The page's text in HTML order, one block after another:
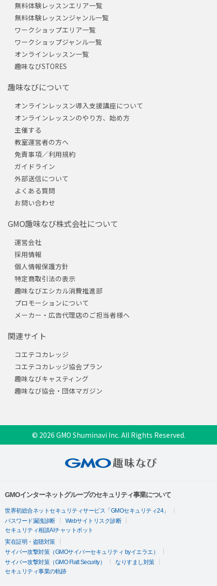
無料体験レッスンエリア一覧
無料体験レッスンジャンル一覧
ワークショップエリア一覧
ワークショップジャンル一覧
オンラインレッスン一覧
趣味なびSTORES
趣味なびについて
オンラインレッスン導入支援講座について
オンラインレッスンのやり方、始め方
主催する
教室運営者の方へ
免責事項／利用規約
ガイドライン
外部送信について
よくある質問
お問い合わせ
GMO趣味なび株式会社について
運営会社
採用情報
個人情報保護方針
特定商取引法の表示
趣味なびエシカル消費推進部
プロモーションについて
メーカー・広告代理店のご担当者様へ
関連サイト
コエテコカレッジ
コエテコカレッジ協会プラン
趣味なびキャスティング
趣味なび協会・団体マガジン
© 2026 GMO Shuminavi Inc. All Rights Reserved.